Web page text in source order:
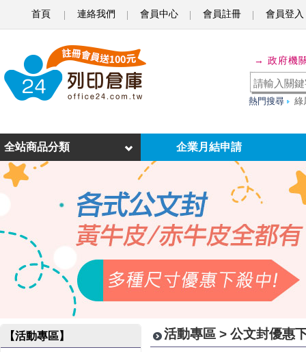
首頁 連絡我們 會員中心 會員註冊 會員登入
文
封
惠
下
→ 政府機
熱門搜尋 綠
企業月結申請
全站商品分類
【活動專區】 活動專區 > 公文封優惠